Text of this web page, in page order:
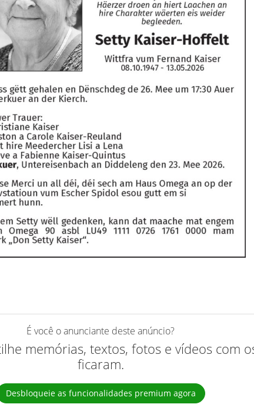
É você o anunciante deste anúncio?
memórias, textos, fotos e vídeos com
ficaram.
Desbloqueie as funcionalidades premium agora